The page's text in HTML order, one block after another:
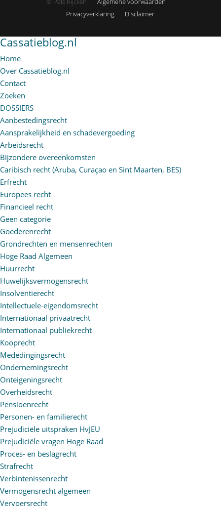
Privacyverklaring
Disclaimer
Cassatieblog.nl
Home
Over Cassatieblog.nl
Contact
Zoeken
DOSSIERS
Aanbestedingsrecht
Aansprakelijkheid en schadevergoeding
Arbeidsrecht
Bijzondere overeenkomsten
Caribisch recht (Aruba, Curaçao en Sint Maarten, BES)
Erfrecht
Europees recht
Financieel recht
Geen categorie
Goederenrecht
Grondrechten en mensenrechten
Hoge Raad Algemeen
Huurrecht
Huwelijksvermogensrecht
Insolventierecht
Intellectuele-eigendomsrecht
Internationaal privaatrecht
Internationaal publiekrecht
Kooprecht
Mededingingsrecht
Ondernemingsrecht
Onteigeningsrecht
Overheidsrecht
Pensioenrecht
Personen- en familierecht
Prejudiciële uitspraken HvJEU
Prejudiciële vragen Hoge Raad
Proces- en beslagrecht
Strafrecht
Verbintenissenrecht
Vermogensrecht algemeen
Vervoersrecht